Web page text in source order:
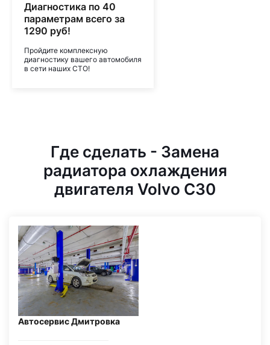
Диагностика по 40
параметрам всего за
1290 руб!
Пройдите комплексную
диагностику вашего автомобиля
в сети наших СТО!
Где сделать - Замена
радиатора охлаждения
двигателя Volvo C30
Автосервис Дмитровка